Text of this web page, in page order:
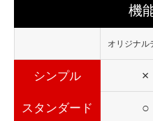
機
シンプル
スタンダード
オリジナル
×
○